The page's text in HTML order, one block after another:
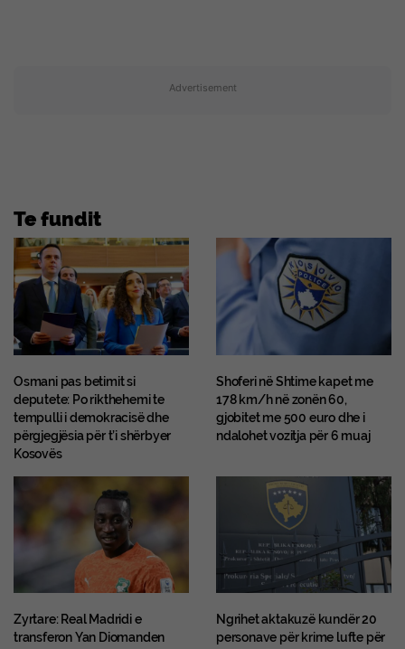
Advertisement
Te fundit
Osmani pas betimit si
deputete: Po rikthehemi te
tempulli i demokracisë dhe
përgjegjësia për t’i shërbyer
Kosovës
Shoferi në Shtime kapet me
178 km/h në zonën 60,
gjobitet me 500 euro dhe i
ndalohet vozitja për 6 muaj
Zyrtare: Real Madridi e
transferon Yan Diomanden
Ngrihet aktakuzë kundër 20
personave për krime lufte për